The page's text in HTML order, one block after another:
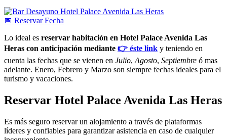
📅 ReservarFecha
Lo ideal es reservar habitación en Hotel Palace Avenida Las
Heras con anticipación mediante 👉 éste link y teniendo en
cuenta las fechas que se vienen en Julio, Agosto, Septiembre ó mas
adelante. Enero, Febrero y Marzo son siempre fechas ideales para el
turismo y vacaciones.
Reservar Hotel Palace Avenida Las Heras
Es más seguro reservar un alojamiento a través de plataformas
líderes y confiables para garantizar asistencia en caso de cualquier